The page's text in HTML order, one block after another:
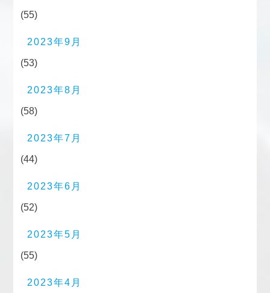
(55)
2023年9月
(53)
2023年8月
(58)
2023年7月
(44)
2023年6月
(52)
2023年5月
(55)
2023年4月